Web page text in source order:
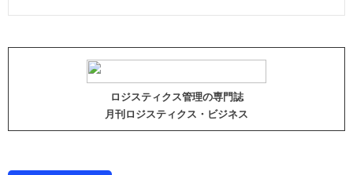
ロジスティクス管理の専門誌
月刊ロジスティクス・ビジネス